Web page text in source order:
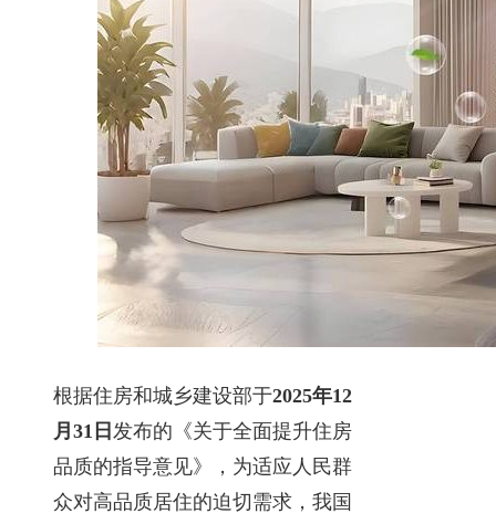
根据住房和城乡建设部于2025年12
月31日 发布的《关于全面提升住房
品质的指导意见》，为适应人民群
众对高品质居住的迫切需求，我国